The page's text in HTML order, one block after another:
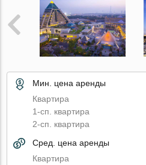
Мин. цена аренды
Квартира
1-сп. квартира
2-сп. квартира
Сред. цена аренды
Квартира